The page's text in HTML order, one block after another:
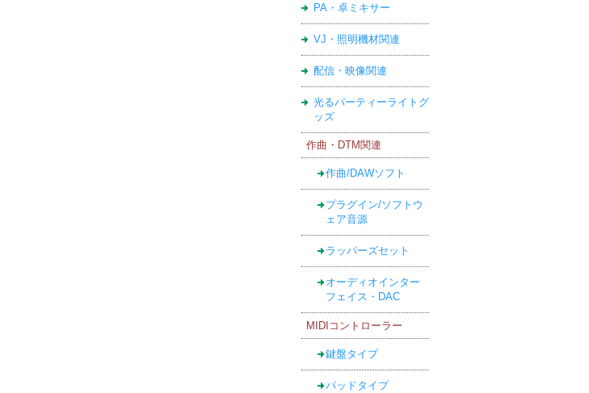
PA・卓ミキサー
VJ・照明機材関連
配信・映像関連
光るパーティーライトグ
ッズ
作曲・DTM関連
作曲/DAWソフト
プラグイン/ソフトウ
ェア音源
ラッパーズセット
オーディオインター
フェイス・DAC
MIDIコントローラー
鍵盤タイプ
パッドタイプ